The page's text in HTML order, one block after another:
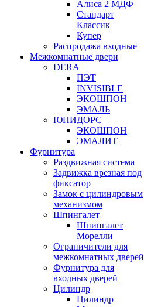
Алиса 2 МДФ
Стандарт
Классик
Купер
Распродажа входные
Межкомнатные двери
DERA
ПЭТ
INVISIBLE
ЭКОШПОН
ЭМАЛЬ
ЮНИДОРС
ЭКОШПОН
ЭМАЛИТ
Фурнитура
Раздвижная система
Задвижка врезная под
фиксатор
Замок с цилиндровым
механизмом
Шпингалет
Шпингалет
Морелли
Ограничители для
межкомнатных дверей
Фурнитура для
входных дверей
Цилиндр
Цилиндр